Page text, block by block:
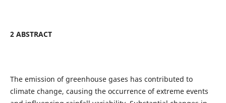
2 ABSTRACT
The emission of greenhouse gases has contributed to
climate change, causing the occurrence of extreme events